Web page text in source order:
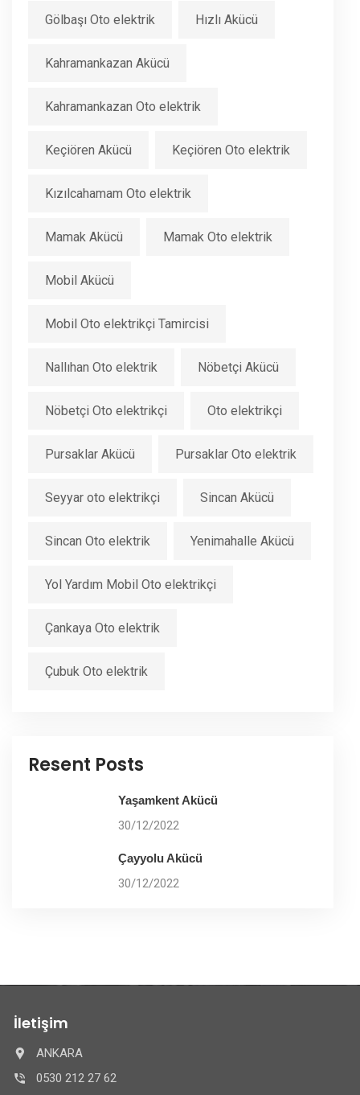
Gölbaşı Oto elektrik Hızlı Akücü
Kahramankazan Akücü
Kahramankazan Oto elektrik
Keçiören Akücü Keçiören Oto elektrik
Kızılcahamam Oto elektrik
Mamak Akücü Mamak Oto elektrik
Mobil Akücü
Mobil Oto elektrikçi Tamircisi
Nallıhan Oto elektrik Nöbetçi Akücü
Nöbetçi Oto elektrikçi Oto elektrikçi
Pursaklar Akücü Pursaklar Oto elektrik
Seyyar oto elektrikçi Sincan Akücü
Sincan Oto elektrik Yenimahalle Akücü
Yol Yardım Mobil Oto elektrikçi
Çankaya Oto elektrik
Çubuk Oto elektrik
Resent Posts
Yaşamkent Akücü
30/12/2022
Çayyolu Akücü
30/12/2022
İletişim
ANKARA
0530 212 27 62